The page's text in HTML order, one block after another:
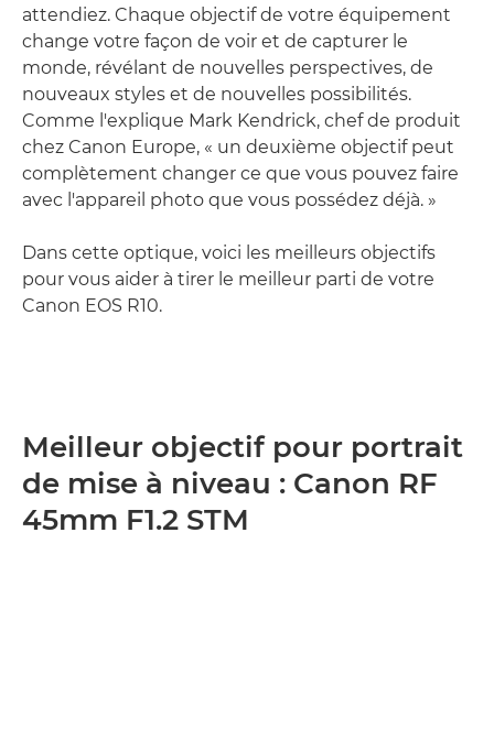
attendiez. Chaque objectif de votre équipement
change votre façon de voir et de capturer le
monde, révélant de nouvelles perspectives, de
nouveaux styles et de nouvelles possibilités.
Comme l'explique Mark Kendrick, chef de produit
chez Canon Europe, « un deuxième objectif peut
complètement changer ce que vous pouvez faire
avec l'appareil photo que vous possédez déjà. »
Dans cette optique, voici les meilleurs objectifs
pour vous aider à tirer le meilleur parti de votre
Canon EOS R10.
Meilleur objectif pour portrait
de mise à niveau : Canon RF
45mm F1.2 STM